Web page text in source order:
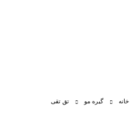
خانه گیره مو تق تقی